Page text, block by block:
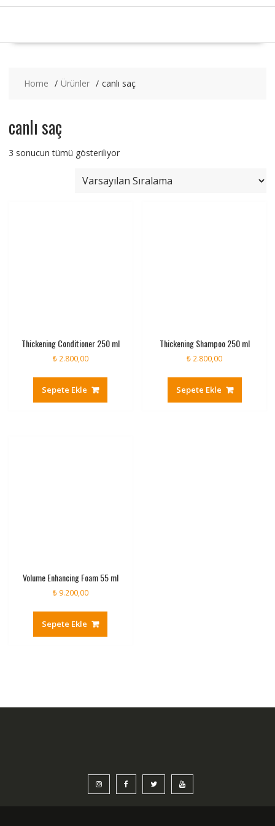
Home Ürünler canlı saç
canlı saç
3 sonucun tümü gösteriliyor
Thickening Conditioner 250 ml
₺2.800,00
Sepete Ekle
Thickening Shampoo 250 ml
₺ 2.800,00
Sepete Ekle
Volume Enhancing Foam 55 ml
₺9.200,00
Sepete Ekle